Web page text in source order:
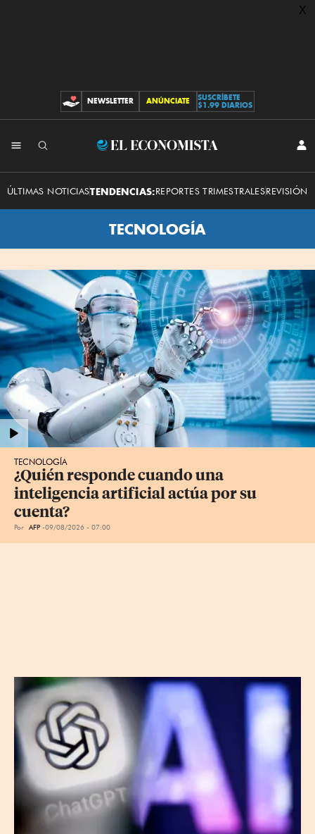
CONTRIBUCIONES
NEWSLETTER ANÚNCIATE
SUSCRÍBETE
$1.99 DIARIOS
El
ÚLTIMAS NOTICIASTENDENCIAS:REPORTES TRIMESTRALESREVISIÓN
TECNOLOGÍA
TECNOLOGÍA
¿Quién responde cuando una
inteligencia artificial actúa por su
cuenta?
Por AFP 09/08/2026 - 07:00
X